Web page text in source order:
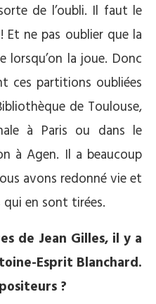
de l’oubli. Il faut le
ne pas oublier que la
lorsqu’on la joue. Donc
ces partitions oubliées
de Toulouse,
à Paris ou dans le
à Agen. Il a beaucoup
avons redonné vie et
en sont tirées.
de Jean Gilles, il y a
Esprit Blanchard.
?